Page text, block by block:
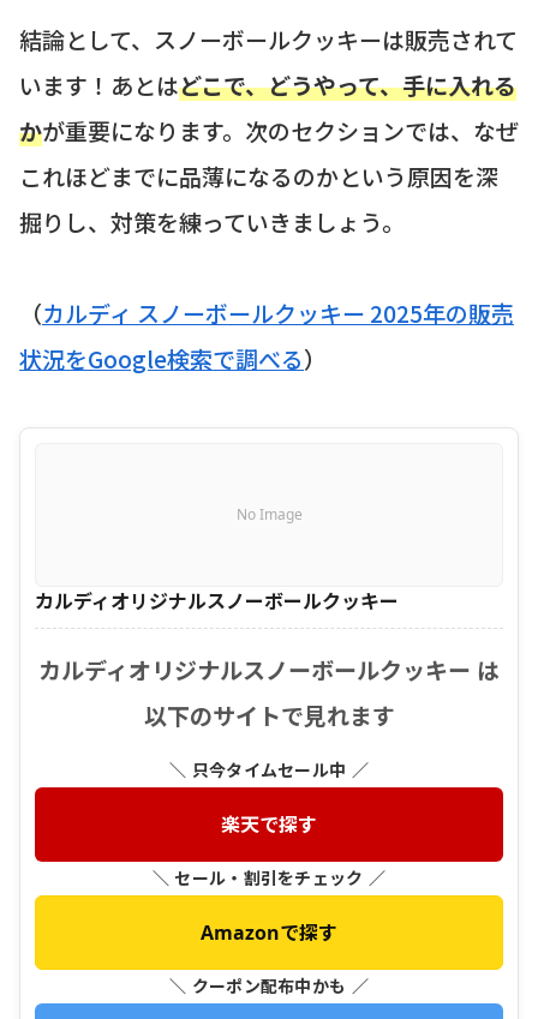
結論として、スノーボールクッキーは販売されて
います！あとはどこで、どうやって、手に入れる
かが重要になります。次のセクションでは、なぜ
これほどまでに品薄になるのかという原因を深
掘りし、対策を練っていきましょう。
（カルディ スノーボールクッキー 2025年の販売
状況をGoogle検索で調べる）
No Image
カルディオリジナルスノーボールクッキー
カルディオリジナルスノーボールクッキー は
以下のサイトで見れます
＼ 只今タイムセール中 ／
楽天で探す
＼ セール・割引をチェック ／
Amazonで探す
＼ クーポン配布中かも ／